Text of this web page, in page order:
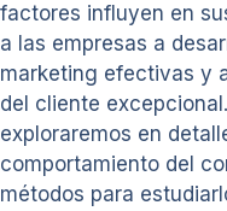
factores influyen en
a las empresas a
marketing efectivas y
del cliente
exploraremos en
comportamiento del
métodos para